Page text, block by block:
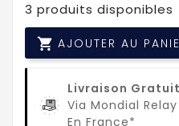
3 produits disponibles
 AJOUTER AU
Livraison
Via Mondial
En France*